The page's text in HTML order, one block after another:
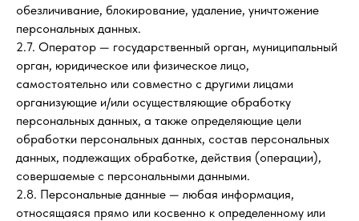
обезличивание, блокирование, удаление, уничтожение
персональных данных.
2.7. Оператор — государственный орган, муниципальный
орган, юридическое или физическое лицо,
самостоятельно или совместно с другими лицами
организующие и/или осуществляющие обработку
персональных данных, а также определяющие цели
обработки персональных данных, состав персональных
данных, подлежащих обработке, действия (операции),
совершаемые с персональными данными.
2.8. Персональные данные — любая информация,
относящаяся прямо или косвенно к определенному или